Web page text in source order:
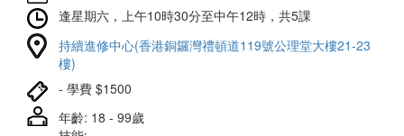
逢星期六，上午10時30分至中午12時，共5課
持續進修中心(香港銅鑼灣禮頓道119號公理堂大樓21-23
樓)
- 學費 $1500
年齡: 18 - 99歲